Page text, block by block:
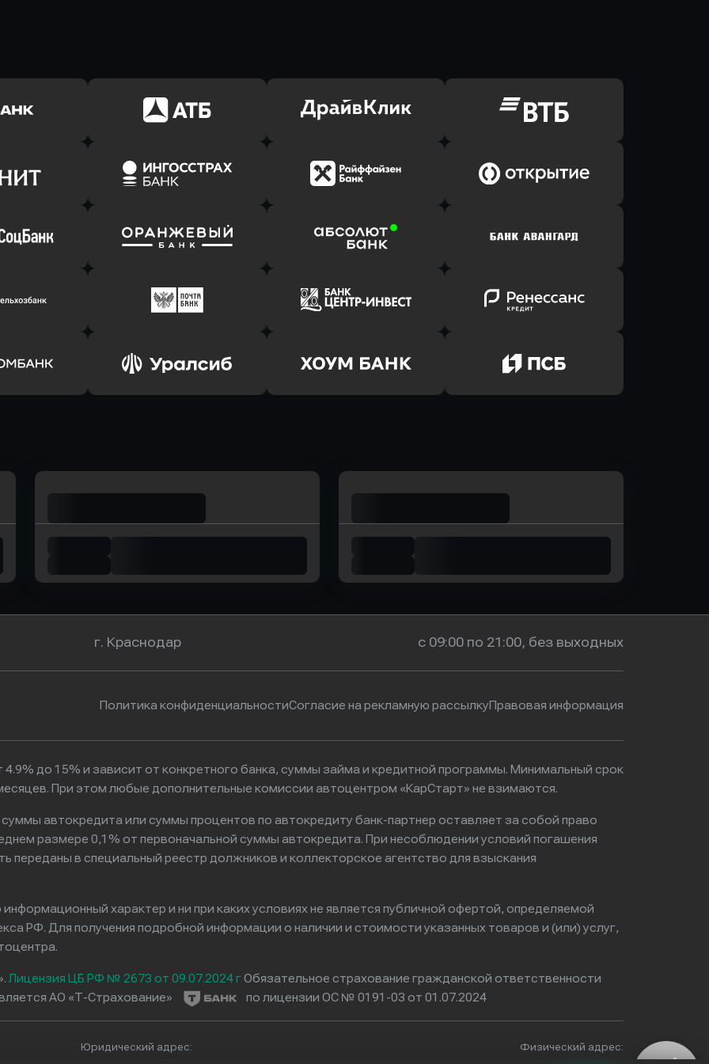
заявку
Оправить заявку
в АТБ Банк
Оправить заявку
в Драйв Клик Банк
Оправить заявку
в ВТБ
заявку
Банк
Оправить заявку
в Ингосстрах Банк
Оправить заявку
в Райффайзен Банк
в Банк Открытие
заявку
Оправить заявку
в Банк Оранжевый
Оправить заявку
в Абсолют Банк
Оправить заявку
в Банк Авангард
заявку
Оправить заявку
в Почта Банк
Оправить заявку
в Центр-Инвест
Оправить заявку
в Ренессанс Банк
г. Краснодар с 09:00 по 21:00, без выходных
Политика конфиденциальностиСогласие на рекламную рассылкуПравовая информация
до 15% и зависит от конкретного банка, суммы займа и кредитной программы. Минимальный срок
При этом любые дополнительные комиссии автоцентром «КарСтарт» не взимаются.
автокредита или суммы процентов по автокредиту банк-партнер оставляет за собой право
размере 0,1% от первоначальной суммы автокредита. При несоблюдении условий погашения
переданы в специальный реестр должников и коллекторское агентство для взыскания
характер и ни при каких условиях не является публичной офертой, определяемой
РФ. Для получения подробной информации о наличии и стоимости указанных товаров и (или) услуг,
Лицензия ЦБ РФ № 2673 от 09.07.2024 гОбязательное страхование гражданской ответственности
АО «Т-Страхование»
по лицензии ОС № 0191-03 от 01.07.2024
Юридический адрес:
Физический адрес: